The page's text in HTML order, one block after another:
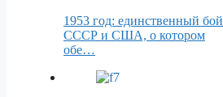
1953 год: единственный бой
СССР и США, о котором
обе…